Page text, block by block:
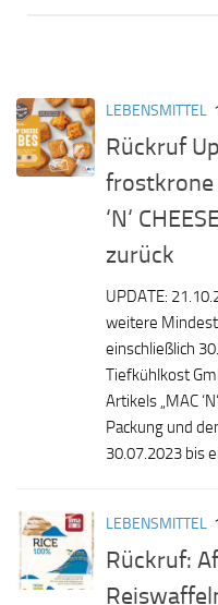
LEBENSMITTEL
Rückruf
frostkrone
‘N‘
zurück
UPDATE:
weitere
einschließlich
Tiefkühlkost
Artikels „MAC
Packung und
30.07.2023 bis
LEBENSMITTEL
Rückruf: